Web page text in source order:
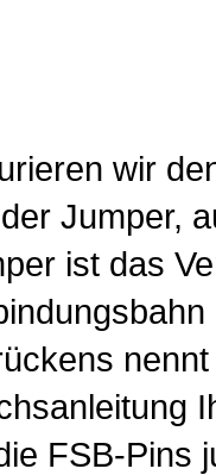
wir
Jumper,
ist das
nennt
FSB-Pins